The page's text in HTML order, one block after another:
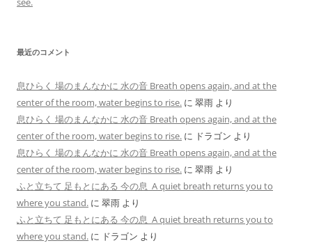
最近のコメント
息ひらく 場のまんなかに 水の音 Breath opens again, and at the
center of the room, water begins to rise. に 翠雨 より
息ひらく 場のまんなかに 水の音 Breath opens again, and at the
center of the room, water begins to rise. に ドラゴン より
息ひらく 場のまんなかに 水の音 Breath opens again, and at the
center of the room, water begins to rise. に 翠雨 より
ふと立ちて 足もとにある 今の息 A quiet breath returns you to
where you stand. に 翠雨 より
ふと立ちて 足もとにある 今の息 A quiet breath returns you to
where you stand. に ドラゴン より